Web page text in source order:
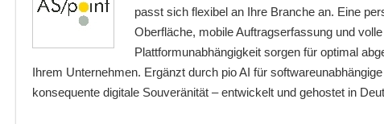
passt sich flexibel an Ihre Branche an. Eine
Oberfläche, mobile Auftragserfassung und volle
Plattformunabhängigkeit sorgen für optimal
Ihrem Unternehmen. Ergänzt durch pio AI für
konsequente digitale Souveränität – entwickelt und gehostet in